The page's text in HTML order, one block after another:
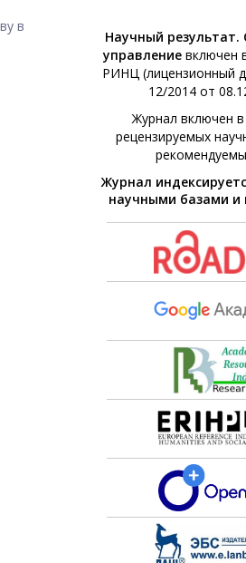
в
Научный результат.
управлениевключен
РИНЦ (лицензионный
12/2014 от
Журнал включен
рецензируемых
Журнал
научными базами